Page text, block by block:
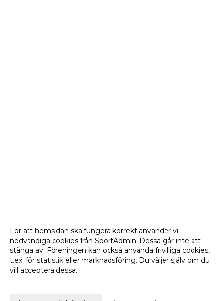
För att hemsidan ska fungera korrekt använder vi
nödvändiga cookies från SportAdmin. Dessa går inte att
stänga av. Föreningen kan också använda frivilliga cookies,
t.ex. för statistik eller marknadsföring. Du väljer själv om du
vill acceptera dessa.